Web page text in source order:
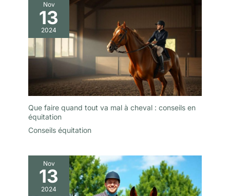
Nov
13
2024
Que faire quand tout va mal à cheval : conseils en
équitation
Conseils équitation
Nov
13
2024